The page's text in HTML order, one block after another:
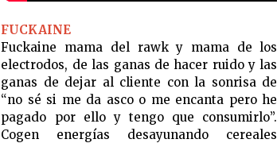
FUCKAINE
Fuckaine mama del rawk y mama de los
electrodos, de las ganas de hacer ruido y las
ganas de dejar al cliente con la sonrisa de
“no sé si me da asco o me encanta pero he
pagado por ello y tengo que consumirlo”.
Cogen energías desayunando cereales